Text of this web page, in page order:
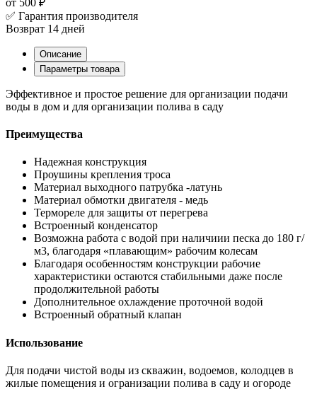
✅ Гарантия производителя
Возврат 14 дней
Описание
Параметры товара
Эффективное и простое решение для организации подачи
воды в дом и для организации полива в саду
Преимущества
Надежная конструкция
Проушины крепления троса
Материал выходного патрубка -латунь
Материал обмотки двигателя - медь
Термореле для защиты от перегрева
Встроенный конденсатор
Возможна работа с водой при наличиии песка до 180 г/
м3, благодаря «плавающим» рабочим колесам
Благодаря особенностям конструкции рабочие
характеристики остаются стабильными даже после
продолжительной работы
Дополнительное охлаждение проточной водой
Встроенный обратный клапан
Использование
Для подачи чистой воды из скважин, водоемов, колодцев в
жилые помещения и огранизации полива в саду и огороде